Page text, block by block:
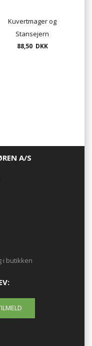
Kuvertmager og
Stansejern
88,50 DKK
A/S
i butikken